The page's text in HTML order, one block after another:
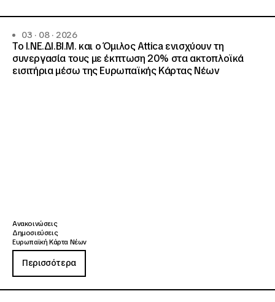
03 · 08 · 2026
Το Ι.ΝΕ.ΔΙ.ΒΙ.Μ. και o Όμιλος Attica ενισχύουν τη
συνεργασία τους με έκπτωση 20% στα ακτοπλοϊκά
εισιτήρια μέσω της Ευρωπαϊκής Κάρτας Νέων
Ανακοινώσεις
Δημοσιεύσεις
Ευρωπαϊκή Κάρτα Νέων
Περισσότερα